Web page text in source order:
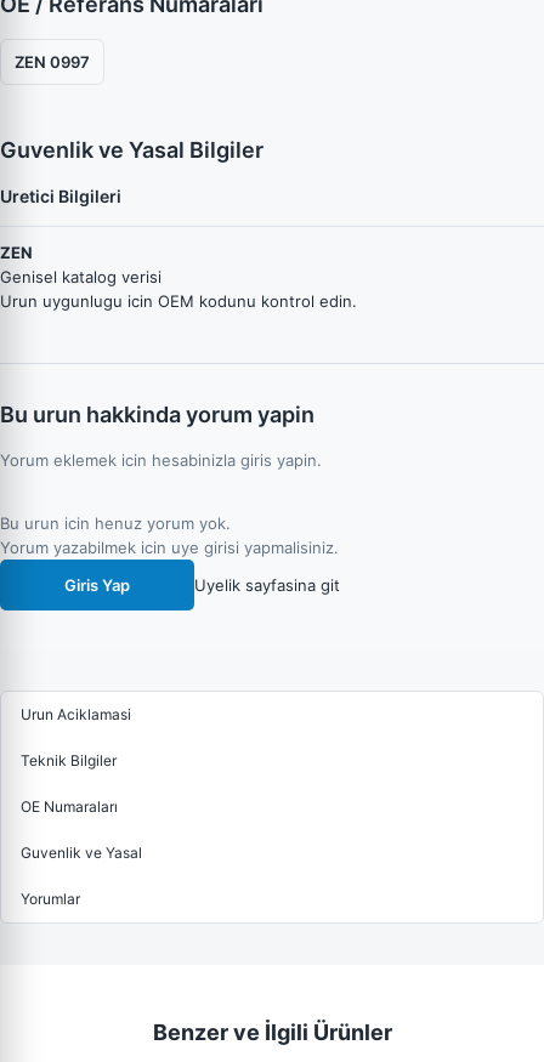
ZEN 0997
Guvenlik ve Yasal Bilgiler
Uretici Bilgileri
ZEN
Genisel katalog verisi
Urun uygunlugu icin OEM kodunu kontrol edin.
Bu urun hakkinda yorum yapin
Yorum eklemek icin hesabinizla giris yapin.
Bu urun icin henuz yorum yok.
Yorum yazabilmek icin uye girisi yapmalisiniz.
Giris Yap
Uyelik sayfasina git
Urun Aciklamasi
Teknik Bilgiler
OE Numaraları
Guvenlik ve Yasal
Yorumlar
Benzer ve İlgili Ürünler